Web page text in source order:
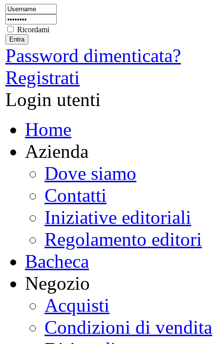
Ricordami
Password dimenticata?
Registrati
Login utenti
Home
Azienda
Dove siamo
Contatti
Iniziative editoriali
Regolamento editori
Bacheca
Negozio
Acquisti
Condizioni di vendita